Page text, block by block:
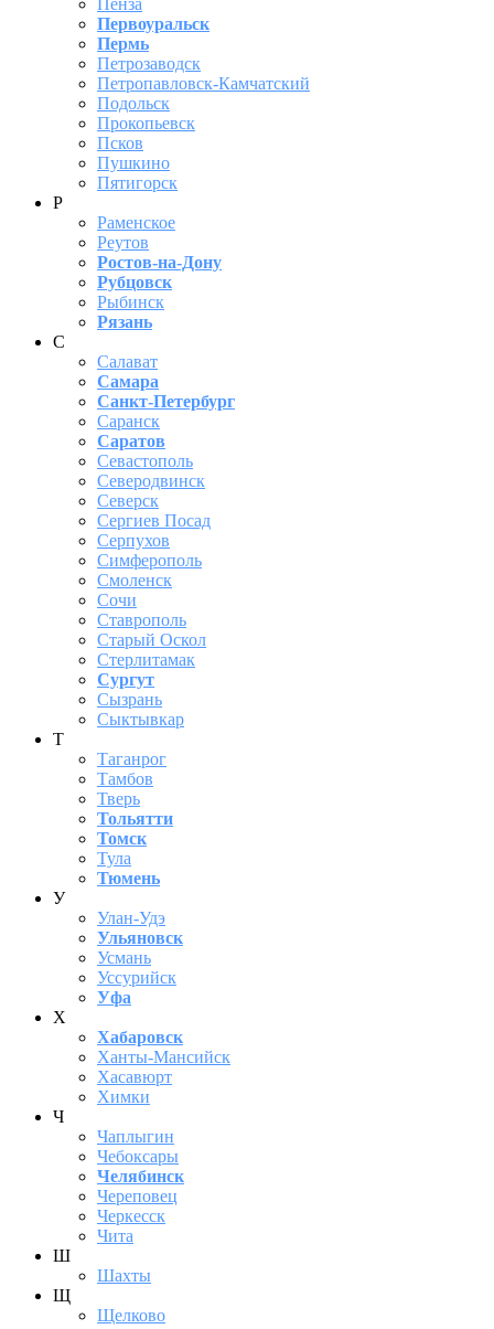
Пенза
Первоуральск
Пермь
Петрозаводск
Петропавловск-Камчатский
Подольск
Прокопьевск
Псков
Пушкино
Пятигорск
Р
Раменское
Реутов
Ростов-на-Дону
Рубцовск
Рыбинск
Рязань
С
Салават
Самара
Санкт-Петербург
Саранск
Саратов
Севастополь
Северодвинск
Северск
Сергиев Посад
Серпухов
Симферополь
Смоленск
Сочи
Ставрополь
Старый Оскол
Стерлитамак
Сургут
Сызрань
Сыктывкар
Т
Таганрог
Тамбов
Тверь
Тольятти
Томск
Тула
Тюмень
У
Улан-Удэ
Ульяновск
Усмань
Уссурийск
Уфа
Х
Хабаровск
Ханты-Мансийск
Хасавюрт
Химки
Ч
Чаплыгин
Чебоксары
Челябинск
Череповец
Черкесск
Чита
Ш
Шахты
Щ
Щелково